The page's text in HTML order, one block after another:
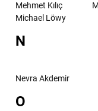
Mehmet Kılıç
Michael Löwy
N
Nevra Akdemir
O